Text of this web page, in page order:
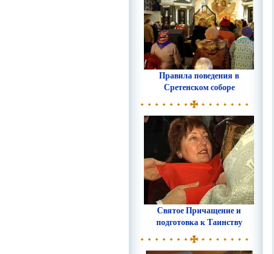
Правила поведения в
Сретенском соборе
Святое Причащение и
подготовка к Таинству